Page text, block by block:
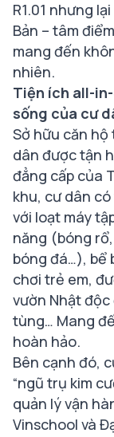
R1.01 nhưng
Bản – tâm
mang đến
nhiên.
Tiện ích all-
sống của cư
Sở hữu căn hộ
dân được tận
đẳng cấp của
khu, cư dân
với loạt máy
năng (bóng
bóng đá…), bể
chơi trẻ em,
vườn Nhật độc
tùng… Mang
hoàn hảo.
Bên cạnh đó,
“ngũ trụ kim
quản lý vận
Vinschool và